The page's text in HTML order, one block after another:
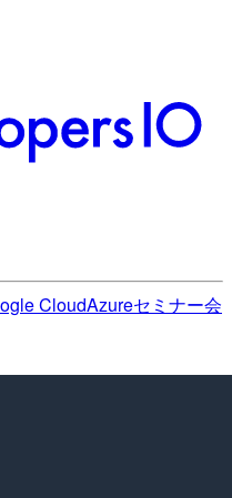
CloudAzureセミナー会